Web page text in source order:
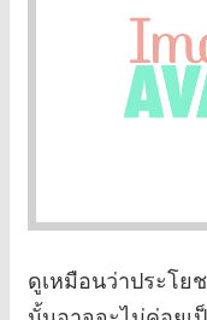
ดูเหมือนว่าประโย